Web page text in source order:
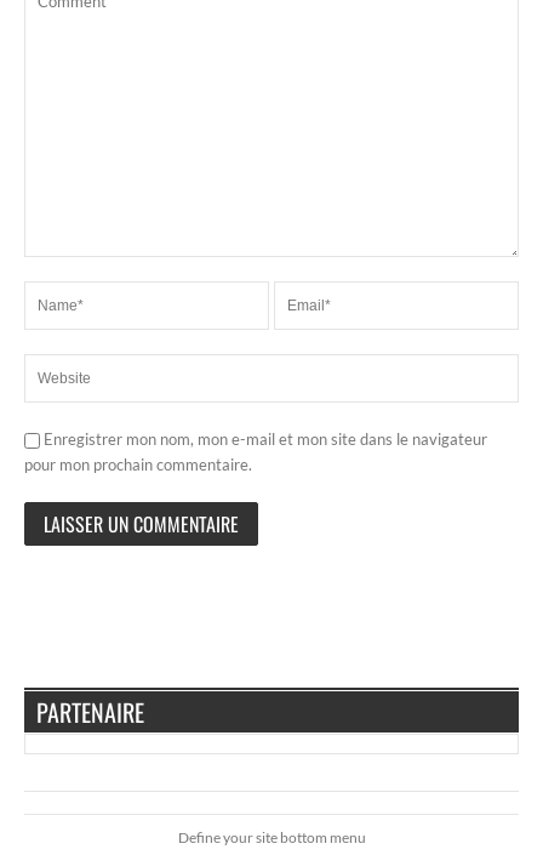
Enregistrer mon nom, mon e-mail et mon site dans le navigateur
pour mon prochain commentaire.
PARTENAIRE
Define your site bottom menu